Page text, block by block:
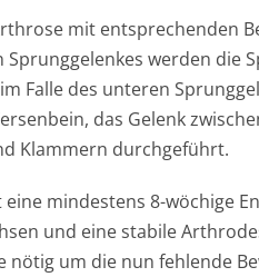
mit entsprechenden
werden
Falle des unteren
das Gelenk
Klammern durchgeführt.
mindestens 8-wöchige
und eine stabile
um die nun fehlende